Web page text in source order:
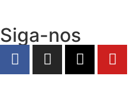
Siga-nos